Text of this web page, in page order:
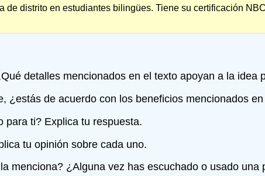
distrito en estudiantes bilingües. Tiene su certificación
detalles mencionados en el texto apoyan a la idea
¿estás de acuerdo con los beneficios mencionados
para ti? Explica tu respuesta.
tu opinión sobre cada uno.
menciona? ¿Alguna vez has escuchado o usado